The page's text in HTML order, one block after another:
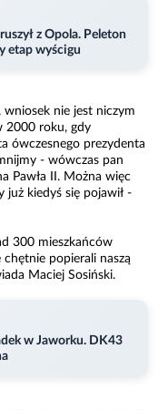
z Opola. Peleton
etap wyścigu
wniosek nie jest niczym
2000 roku, gdy
ówczesnego prezydenta
- wówczas pan
Pawła II. Można więc
już kiedyś się pojawił -
300 mieszkańców
popierali naszą
Maciej Sosiński.
w Jaworku. DK43